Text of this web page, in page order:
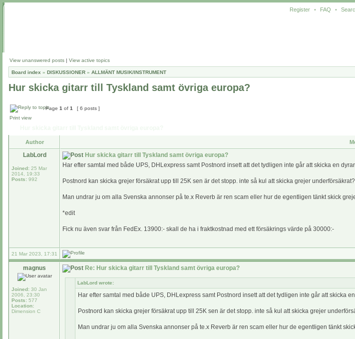
Register • FAQ •
View unanswered posts | View active topics
Board index » DISKUSSIONER » ALLMÄNT MUSIK/INSTRUMENT
Hur skicka gitarr till Tyskland samt övriga europa?
Page 1 of 1
[ 6 posts ]
Print view
Author
LabLord
Joined: 25 Mar
2014, 19:33
Posts: 992
Hur skicka gitarr till Tyskland samt övriga europa?
Har efter samtal med både UPS, DHLexpress samt Postnord insett att det tydligen inte går att skicka en
Postnord kan skicka grejer försäkrat upp till 25K sen är det stopp. inte så kul att skicka grejer
Man undrar ju om alla Svenska annonser på te.x Reverb är ren scam eller hur de egentligen tänkt skick
*edit
Fick nu även svar från FedEx. 13900:- skall de ha i fraktkostnad med ett försäkrings värde på 30000:-
21 Mar 2023, 17:31
magnus
Joined: 30 Jan
2006, 23:30
Posts: 577
Location:
Dimension C
Re: Hur skicka gitarr till Tyskland samt övriga europa?
LabLord wrote:
Har efter samtal med både UPS, DHLexpress samt Postnord insett att det tydligen inte går att
Postnord kan skicka grejer försäkrat upp till 25K sen är det stopp. inte så kul att skicka grejer
Man undrar ju om alla Svenska annonser på te.x Reverb är ren scam eller hur de egentligen tänkt